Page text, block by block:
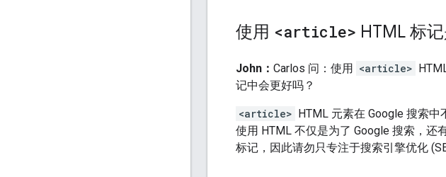
使用 <article> HTML 标
John： Carlos 问：使用 <article>
记中会更好吗？
<article> HTML 元素在 Google 搜索
使用 HTML 不仅是为了 Google 搜索，
标记，因此请勿只专注于搜索引擎优化